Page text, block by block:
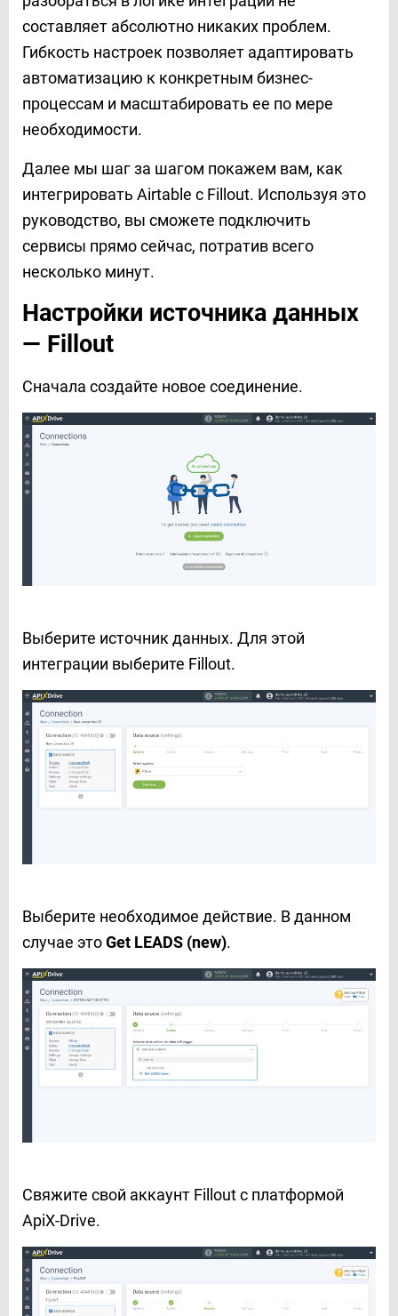
составляет абсолютно никаких проблем.
Гибкость настроек позволяет адаптировать
автоматизацию к конкретным бизнес-
процессам и масштабировать ее по мере
необходимости.
Далее мы шаг за шагом покажем вам, как
интегрировать Airtable с Fillout. Используя это
руководство, вы сможете подключить
сервисы прямо сейчас, потратив всего
несколько минут.
Настройки источника данных
— Fillout
Сначала создайте новое соединение.
Выберите источник данных. Для этой
интеграции выберите Fillout.
Выберите необходимое действие. В данном
случае этоGet LEADS (new).
Свяжите свой аккаунт Fillout с платформой
ApiX-Drive.